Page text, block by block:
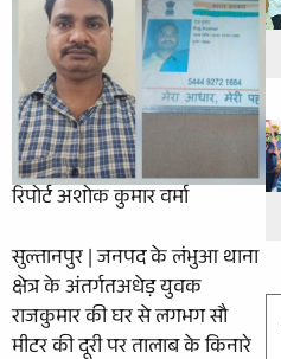
रिपोर्ट अशोक कुमार वर्मा
सुल्तानपुर | जनपद के लंभुआ थाना
क्षेत्र के अंतर्गतअधेड़ युवक
राजकुमार की घर से लगभग सौ
मीटर की दूरी पर तालाब के किनारे